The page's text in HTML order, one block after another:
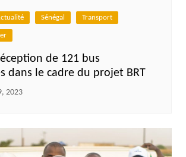
Sénégal Transport
de 121 bus
dans le cadre du projet BRT
2023